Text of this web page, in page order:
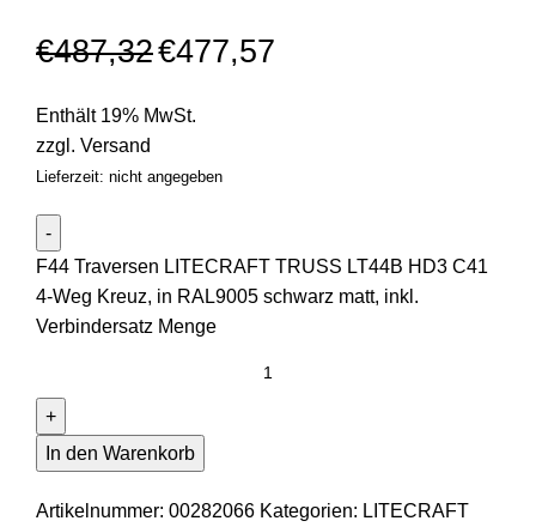
€487,32€477,57
Enthält 19% MwSt.
zzgl. Versand
Lieferzeit: nicht angegeben
F44 Traversen LITECRAFT TRUSS LT44B HD3 C41
4-Weg Kreuz, in RAL9005 schwarz matt, inkl.
Verbindersatz Menge
In den Warenkorb
Artikelnummer: 00282066 Kategorien: LITECRAFT